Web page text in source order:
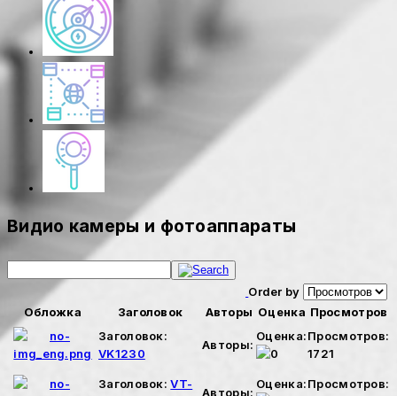
Видио камеры и фотоаппараты
Order by
Обложка
Заголовок Авторы Оценка Просмотров
Заголовок:
VK1230
Авторы:
Оценка:Просмотров:
1721
Заголовок: VT-
Авторы:
Оценка:Просмотров: